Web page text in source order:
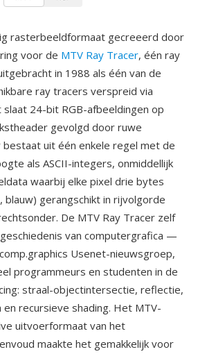
rasterbeeldformaat gecreeerd door
voor de MTV Ray Tracer, één ray
in 1988 als één van de
ray tracers verspreid via
24-bit RGB-afbeeldingen op
gevolgd door ruwe
bestaat uit één enkele regel met de
als ASCII-integers, onmiddellijk
waarbij elke pixel drie bytes
gerangschikt in rijvolgorde
De MTV Ray Tracer zelf
van computergrafica —
Usenet-nieuwsgroep,
programmeurs en studenten in de
straal-objectintersectie, reflectie,
recursieve shading. Het MTV-
uitvoerformaat van het
maakte het gemakkelijk voor